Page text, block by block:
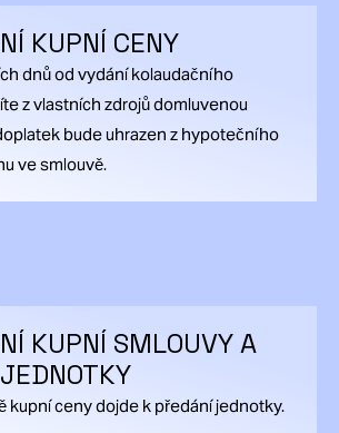
KUPNÍ CENY
dnů od vydání kolaudačního
z vlastních zdrojů domluvenou
bude uhrazen z hypotečního
ve smlouvě.
KUPNÍ SMLOUVY A
kupní ceny dojde k předání jednotky.